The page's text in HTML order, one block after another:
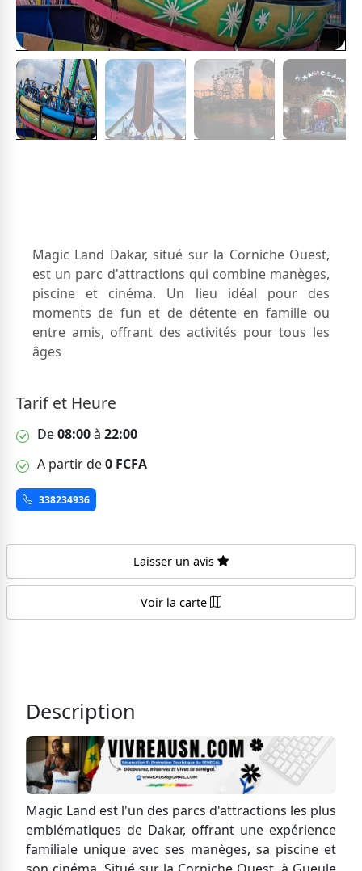
Magic Land Dakar, situé sur la Corniche Ouest,
est un parc d'attractions qui combine manèges,
piscine et cinéma. Un lieu idéal pour des
moments de fun et de détente en famille ou
entre amis, offrant des activités pour tous les
âges
Tarif et Heure
De08:00à 22:00
A partir de0 FCFA
338234936
Laisser un avis
Voir la carte
Description
Magic Land est l'un des parcs d'attractions les plus
emblématiques de Dakar, offrant une expérience
familiale unique avec ses manèges, sa piscine et